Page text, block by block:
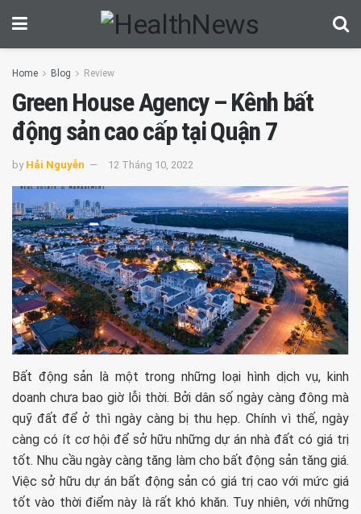
Home Blog Review
Green House Agency – Kênh bất
động sản cao cấp tại Quận 7
by Hải Nguyễn 12 Tháng 10, 2022
Bất động sản là một trong những loại hình dịch vụ, kinh
doanh chưa bao giờ lỗi thời. Bởi dân số ngày càng đông mà
quỹ đất để ở thì ngày càng bị thu hẹp. Chính vì thế, ngày
càng có ít cơ hội để sở hữu những dự án nhà đất có giá trị
tốt. Nhu cầu ngày càng tăng làm cho bất động sản tăng giá.
Việc sở hữu dự án bất động sản có giá trị cao với mức giá
tốt vào thời điểm này là rất khó khăn. Tuy nhiên, với những